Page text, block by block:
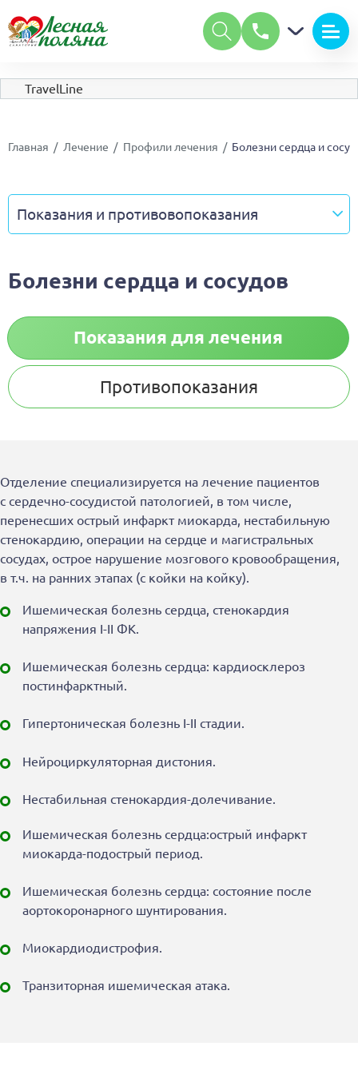
Размер шрифта: А А
Обычная версия сайта
TravelLine
Главная Лечение Профили лечения Болезни сердца и
Показания и противовопоказания
Врачи профиля
Программы
Проживание
Стоимость
Болезни сердца и сосудов
Показания для лечения
Противопоказания
Отделение специализируется на лечение пациентов
с сердечно-сосудистой патологией, в том числе,
перенесших острый инфаркт миокарда, нестабильную
стенокардию, операции на сердце и магистральных
сосудах, острое нарушение мозгового кровообращения,
в т.ч. на ранних этапах (с койки на койку).
Ишемическая болезнь сердца, стенокардия
напряжения I-II ФК.
Ишемическая болезнь сердца: кардиосклероз
постинфарктный.
Гипертоническая болезнь I-II стадии.
Нейроциркуляторная дистония.
Нестабильная стенокардия-долечивание.
Ишемическая болезнь сердца:острый инфаркт
миокарда-подострый период.
Ишемическая болезнь сердца: состояние после
аортокоронарного шунтирования.
Миокардиодистрофия.
Транзиторная ишемическая атака.